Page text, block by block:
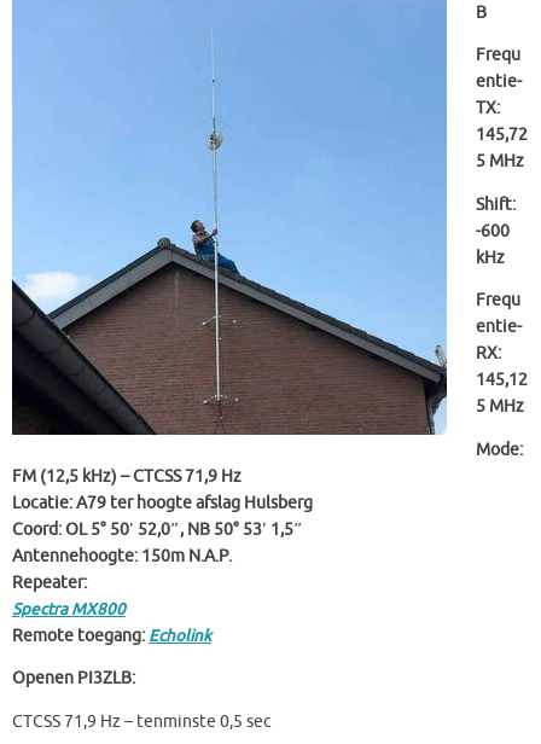
B
Frequ
entie-
TX:
145,72
5 MHz
Shift:
-600
kHz
Frequ
entie-
RX:
145,12
5 MHz
Mode:
FM (12,5 kHz) – CTCSS 71,9 Hz
Locatie: A79 ter hoogte afslag Hulsberg
Coord: OL 5° 50′ 52,0″, NB 50° 53′ 1,5″
Antennehoogte: 150m N.A.P.
Repeater:
Spectra MX800
Remote toegang: Echolink
Openen PI3ZLB:
CTCSS 71,9 Hz – tenminste 0,5 sec